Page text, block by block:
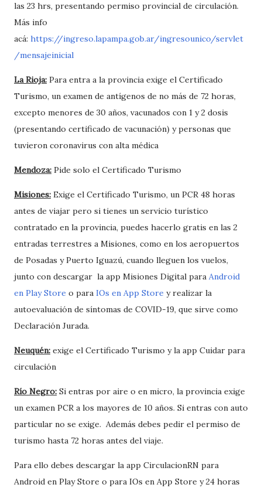
las 23 hrs, presentando permiso provincial de circulación.
Más info
acá: https://ingreso.lapampa.gob.ar/ingresounico/servlet
/mensajeinicial
La Rioja: Para entra a la provincia exige el Certificado
Turismo, un examen de antígenos de no más de 72 horas,
excepto menores de 30 años, vacunados con 1 y 2 dosis
(presentando certificado de vacunación) y personas que
tuvieron coronavirus con alta médica
Mendoza: Pide solo el Certificado Turismo
Misiones: Exige el Certificado Turismo, un PCR 48 horas
antes de viajar pero si tienes un servicio turístico
contratado en la provincia, puedes hacerlo gratis en las 2
entradas terrestres a Misiones, como en los aeropuertos
de Posadas y Puerto Iguazú, cuando lleguen los vuelos,
junto con descargar la app Misiones Digital para Android
en Play Store o para IOs en App Store y realizar la
autoevaluación de síntomas de COVID-19, que sirve como
Declaración Jurada.
Neuquén: exige el Certificado Turismo y la app Cuidar para
circulación
Río Negro: Si entras por aire o en micro, la provincia exige
un examen PCR a los mayores de 10 años. Si entras con auto
particular no se exige. Además debes pedir el permiso de
turismo hasta 72 horas antes del viaje.
Para ello debes descargar la app CirculacionRN para
Android en Play Store o para IOs en App Store y 24 horas